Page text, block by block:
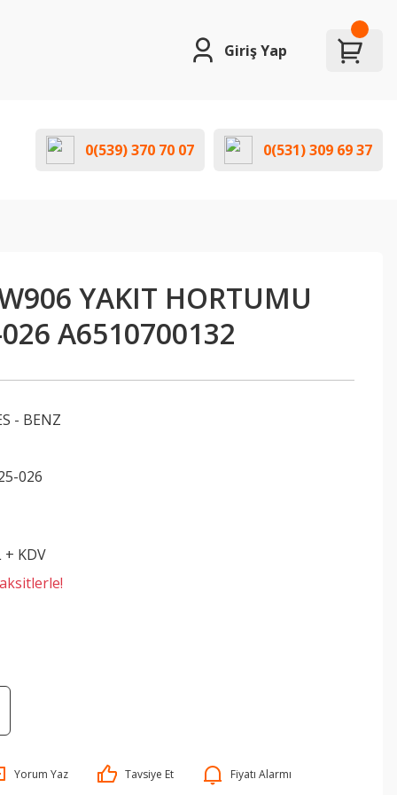
Giriş Yap
0(539) 370 70 07 0(531) 309 69 37
YAKIT HORTUMU
A6510700132
- BENZ
026
+ KDV
Yorum Yaz Tavsiye Et Fiyatı Alarmı